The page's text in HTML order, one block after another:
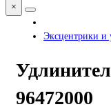
×
Эксцентрики и
96472000